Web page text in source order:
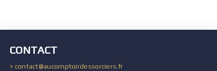
CONTACT
> contact@aucomptoirdessorciers.fr